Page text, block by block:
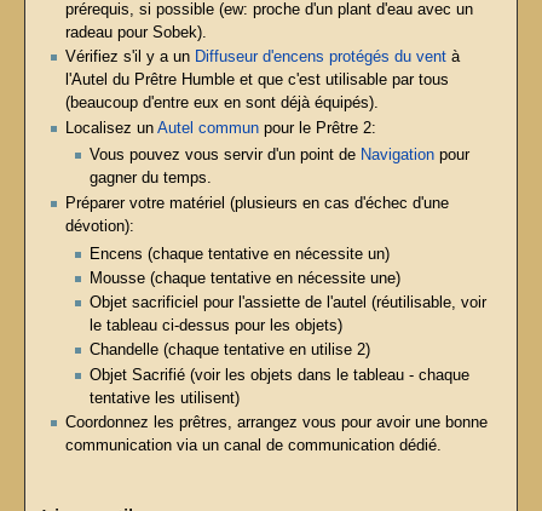
prérequis, si possible (ew: proche d'un plant d'eau avec un
radeau pour Sobek).
Vérifiez s'il y a un Diffuseur d'encens protégés du vent à
l'Autel du Prêtre Humble et que c'est utilisable par tous
(beaucoup d'entre eux en sont déjà équipés).
Localisez un Autel commun pour le Prêtre 2:
Vous pouvez vous servir d'un point de Navigation pour
gagner du temps.
Préparer votre matériel (plusieurs en cas d'échec d'une
dévotion):
Encens (chaque tentative en nécessite un)
Mousse (chaque tentative en nécessite une)
Objet sacrificiel pour l'assiette de l'autel (réutilisable, voir
le tableau ci-dessus pour les objets)
Chandelle (chaque tentative en utilise 2)
Objet Sacrifié (voir les objets dans le tableau - chaque
tentative les utilisent)
Coordonnez les prêtres, arrangez vous pour avoir une bonne
communication via un canal de communication dédié.